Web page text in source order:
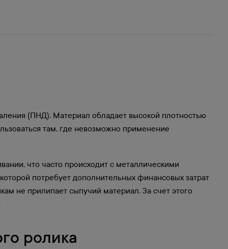
(ПНД). Материал обладает высокой плотностью
там, где невозможно применение
что часто происходит с металлическими
потребует дополнительных финансовых затрат
не прилипает сыпучий материал. За счет этого
ролика